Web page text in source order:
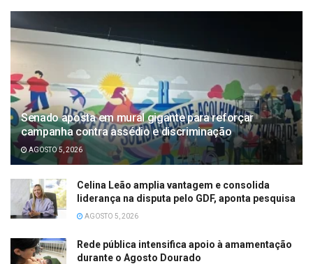
Senado aposta em mural gigante para reforçar
campanha contra assédio e discriminação
AGOSTO 5, 2026
Celina Leão amplia vantagem e consolida
liderança na disputa pelo GDF, aponta pesquisa
AGOSTO 5, 2026
Rede pública intensifica apoio à amamentação
durante o Agosto Dourado